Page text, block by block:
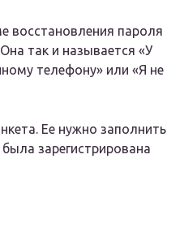
восстановления пароля
так и называется «У
телефону» или «Я не
Ее нужно заполнить
зарегистрирована